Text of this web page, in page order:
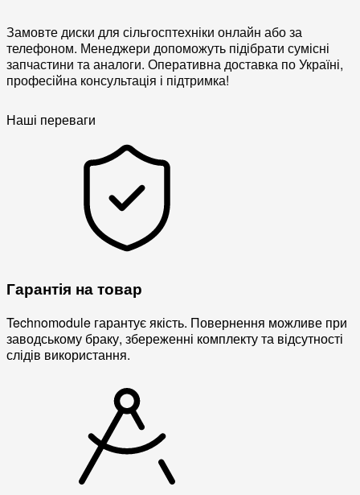
Замовте диски для сільгосптехніки онлайн або за
телефоном. Менеджери допоможуть підібрати сумісні
запчастини та аналоги. Оперативна доставка по Україні,
професійна консультація і підтримка!
Наші переваги
Гарантія на товар
Technomodule гарантує якість. Повернення можливе при
заводському браку, збереженні комплекту та відсутності
слідів використання.